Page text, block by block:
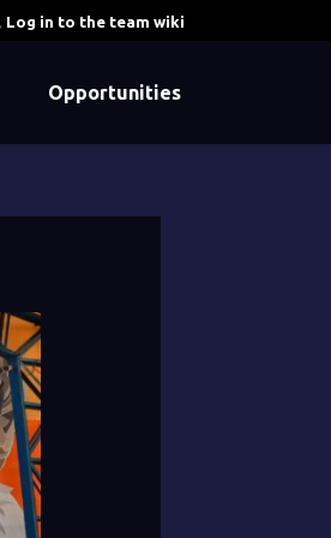
Log in to the team wiki
Opportunities